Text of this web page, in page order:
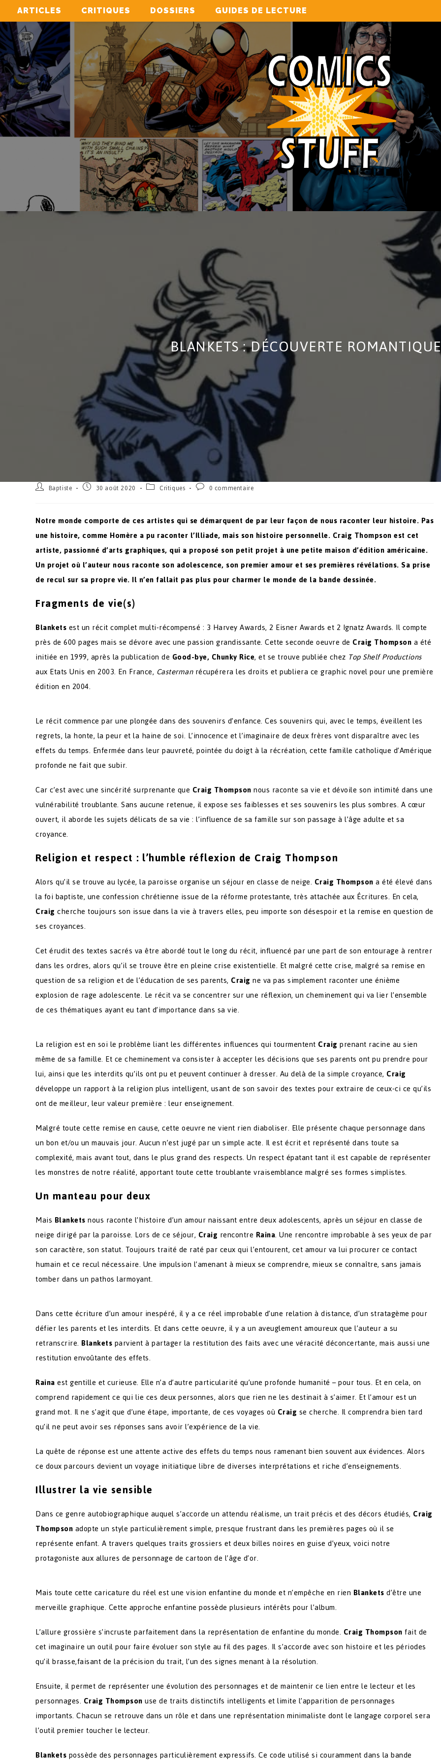
ARTICLES CRITIQUES DOSSIERS GUIDES DE LECTURE
BLANKETS : DÉCOUVERTE
Baptiste 30 août 2020 Critiques 0 commentaire
Notre monde comporte de ces artistes qui se démarquent de par leur façon de nous raconter leur histoire. Pas
une histoire, comme Homère a pu raconter l’Illiade, mais son histoire personnelle. Craig Thompson est cet
artiste, passionné d’arts graphiques, qui a proposé son petit projet à une petite maison d’édition américaine.
Un projet où l’auteur nous raconte son adolescence, son premier amour et ses premières révélations. Sa prise
de recul sur sa propre vie. Il n’en fallait pas plus pour charmer le monde de la bande dessinée.
Fragments de vie(s)
Blanketsest un récit complet multi-récompensé : 3 Harvey Awards, 2 Eisner Awards et 2 Ignatz Awards. Il compte
près de 600 pages mais se dévore avec une passion grandissante. Cette seconde oeuvre de Craig Thompsona été
initiée en 1999, après la publication de Good-bye, Chunky Rice, et se trouve publiée chez Top Shelf Productions
aux Etats Unis en 2003. En France, Castermanrécupérera les droits et publiera ce graphic novel pour une première
édition en 2004.
Le récit commence par une plongée dans des souvenirs d’enfance. Ces souvenirs qui, avec le temps, éveillent les
regrets, la honte, la peur et la haine de soi. L’innocence et l’imaginaire de deux frères vont disparaître avec les
effets du temps. Enfermée dans leur pauvreté, pointée du doigt à la récréation, cette famille catholique d’Amérique
profonde ne fait que subir.
Car c’est avec une sincérité surprenante que Craig Thompsonnous raconte sa vie et dévoile son intimité dans une
vulnérabilité troublante. Sans aucune retenue, il expose ses faiblesses et ses souvenirs les plus sombres. A cœur
ouvert, il aborde les sujets délicats de sa vie : l’influence de sa famille sur son passage à l’âge adulte et sa
croyance.
Religion et respect : l’humble réflexion de Craig Thompson
Alors qu’il se trouve au lycée, la paroisse organise un séjour en classe de neige. Craig Thompsona été élevé dans
la foi baptiste, une confession chrétienne issue de la réforme protestante, très attachée aux Écritures. En cela,
Craig cherche toujours son issue dans la vie à travers elles, peu importe son désespoir et la remise en question de
ses croyances.
Cet érudit des textes sacrés va être abordé tout le long du récit, influencé par une part de son entourage à rentrer
dans les ordres, alors qu’il se trouve être en pleine crise existentielle. Et malgré cette crise, malgré sa remise en
question de sa religion et de l’éducation de ses parents, Craig ne va pas simplement raconter une énième
explosion de rage adolescente. Le récit va se concentrer sur une réflexion, un cheminement qui va lier l’ensemble
de ces thématiques ayant eu tant d’importance dans sa vie.
La religion est en soi le problème liant les différentes influences qui tourmentent Craig prenant racine au sien
même de sa famille. Et ce cheminement va consister à accepter les décisions que ses parents ont pu prendre pour
lui, ainsi que les interdits qu’ils ont pu et peuvent continuer à dresser. Au delà de la simple croyance, Craig
développe un rapport à la religion plus intelligent, usant de son savoir des textes pour extraire de ceux-ci ce qu’ils
ont de meilleur, leur valeur première : leur enseignement.
Malgré toute cette remise en cause, cette oeuvre ne vient rien diaboliser. Elle présente chaque personnage dans
un bon et/ou un mauvais jour. Aucun n’est jugé par un simple acte. Il est écrit et représenté dans toute sa
complexité, mais avant tout, dans le plus grand des respects. Un respect épatant tant il est capable de représenter
les monstres de notre réalité, apportant toute cette troublante vraisemblance malgré ses formes simplistes.
Un manteau pour deux
Mais Blanketsnous raconte l’histoire d’un amour naissant entre deux adolescents, après un séjour en classe de
neige dirigé par la paroisse. Lors de ce séjour, Craig rencontre Raina. Une rencontre improbable à ses yeux de par
son caractère, son statut. Toujours traité de raté par ceux qui l’entourent, cet amour va lui procurer ce contact
humain et ce recul nécessaire. Une impulsion l’amenant à mieux se comprendre, mieux se connaître, sans jamais
tomber dans un pathos larmoyant.
Dans cette écriture d’un amour inespéré, il y a ce réel improbable d’une relation à distance, d’un stratagème pour
défier les parents et les interdits. Et dans cette oeuvre, il y a un aveuglement amoureux que l’auteur a su
retranscrire. Blanketsparvient à partager la restitution des faits avec une véracité déconcertante, mais aussi une
restitution envoûtante des effets.
Rainaest gentille et curieuse. Elle n’a d’autre particularité qu’une profonde humanité – pour tous. Et en cela, on
comprend rapidement ce qui lie ces deux personnes, alors que rien ne les destinait à s’aimer. Et l’amour est un
grand mot. Il ne s’agit que d’une étape, importante, de ces voyages où Craig se cherche. Il comprendra bien tard
qu’il ne peut avoir ses réponses sans avoir l’expérience de la vie.
La quête de réponse est une attente active des effets du temps nous ramenant bien souvent aux évidences. Alors
ce doux parcours devient un voyage initiatique libre de diverses interprétations et riche d’enseignements.
Illustrer la vie sensible
Dans ce genre autobiographique auquel s’accorde un attendu réalisme, un trait précis et des décors étudiés, Craig
Thompsonadopte un style particulièrement simple, presque frustrant dans les premières pages où il se
représente enfant. A travers quelques traits grossiers et deux billes noires en guise d’yeux, voici notre
protagoniste aux allures de personnage de cartoon de l’âge d’or.
Mais toute cette caricature du réel est une vision enfantine du monde et n’empêche en rien Blanketsd’être une
merveille graphique. Cette approche enfantine possède plusieurs intérêts pour l’album.
L’allure grossière s’incruste parfaitement dans la représentation de enfantine du monde. Craig Thompsonfait de
cet imaginaire un outil pour faire évoluer son style au fil des pages. Il s’accorde avec son histoire et les périodes
qu’il brasse,faisant de la précision du trait, l’un des signes menant à la résolution.
Ensuite, il permet de représenter une évolution des personnages et de maintenir ce lien entre le lecteur et les
personnages. Craig Thompsonuse de traits distinctifs intelligents et limite l’apparition de personnages
importants. Chacun se retrouve dans un rôle et dans une représentation minimaliste dont le langage corporel sera
l’outil premier toucher le lecteur.
Blanketspossède des personnages particulièrement expressifs. Ce code utilisé si couramment dans la bande